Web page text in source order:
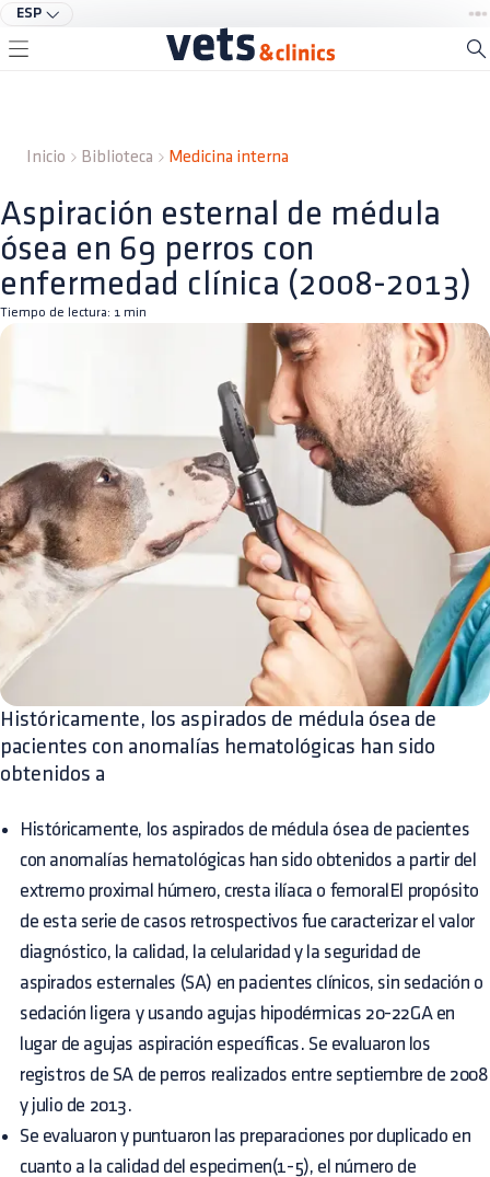
ESP
Inicio Biblioteca Medicina interna
Aspiración esternal de médula
ósea en 69 perros con
enfermedad clínica (2008-2013)
Tiempo de lectura: 1 min
Históricamente, los aspirados de médula ósea de
pacientes con anomalías hematológicas han sido
obtenidos a
Históricamente, los aspirados de médula ósea de pacientes
con anomalías hematológicas han sido obtenidos a partir del
extremo proximal húmero, cresta ilíaca o femoralEl propósito
de esta serie de casos retrospectivos fue caracterizar el valor
diagnóstico, la calidad, la celularidad y la seguridad de
aspirados esternales (SA) en pacientes clínicos, sin sedación o
sedación ligera y usando agujas hipodérmicas 20-22GA en
lugar de agujas aspiración específicas. Se evaluaron los
registros de SA de perros realizados entre septiembre de 2008
y julio de 2013.
Se evaluaron y puntuaron las preparaciones por duplicado en
cuanto a la calidad del especimen(1-5), el número de